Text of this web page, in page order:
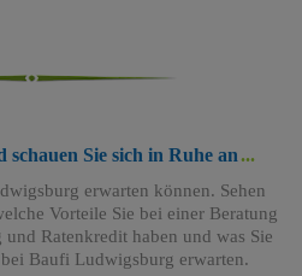
schauen Sie sich in Ruhe an
erwarten können. Sehen
Vorteile Sie bei einer Beratung
Ratenkredit haben und was Sie
Baufi Ludwigsburg erwarten.